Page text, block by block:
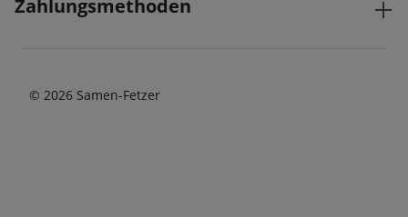
Zahlungsmethoden
© 2026 Samen-Fetzer